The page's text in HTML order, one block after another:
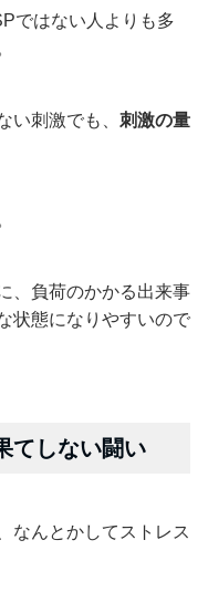
ではない人よりも多
い刺激でも、 刺激の量
、負荷のかかる出来事
状態になりやすいので
てしない闘い
なんとかしてストレス